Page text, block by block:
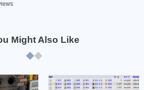
Might Also Like